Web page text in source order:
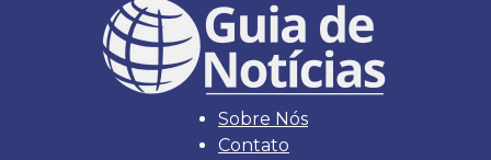
Sobre Nós
Contato